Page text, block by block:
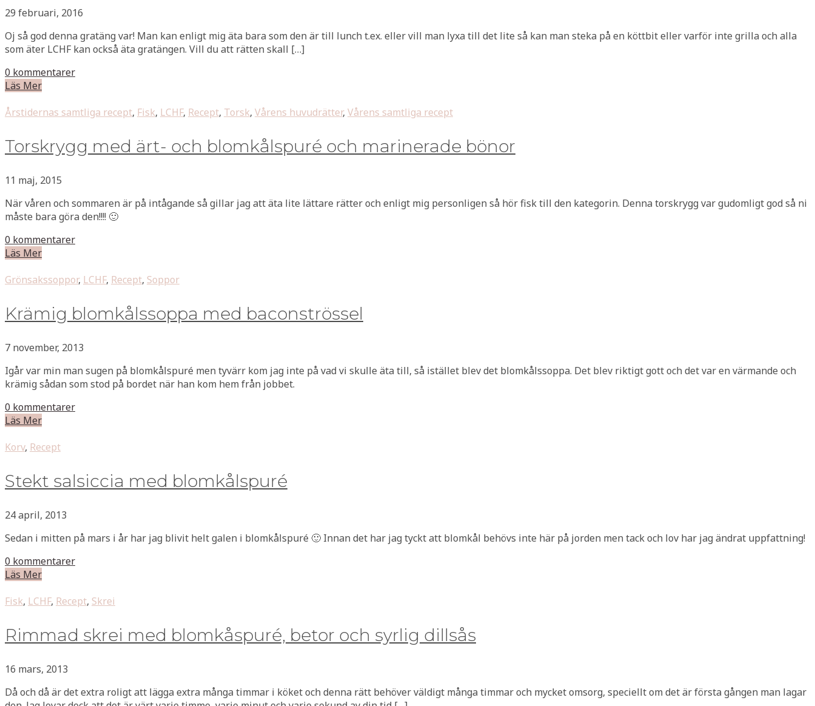
29 februari, 2016
Oj så god denna gratäng var! Man kan enligt mig äta bara som den är till lunch t.ex. eller vill man lyxa till det lite så kan man steka på en köttbit eller varför inte grilla och alla
som äter LCHF kan också äta gratängen. Vill du att rätten skall […]
0 kommentarer
Läs Mer
Årstidernas samtliga recept, Fisk, LCHF, Recept, Torsk, Vårens huvudrätter, Vårens samtliga recept
Torskrygg med ärt- och blomkålspuré och marinerade bönor
11 maj, 2015
När våren och sommaren är på intågande så gillar jag att äta lite lättare rätter och enligt mig personligen så hör fisk till den kategorin. Denna torskrygg var gudomligt god så ni
måste bara göra den!!!! 🙂
0 kommentarer
Läs Mer
Grönsakssoppor, LCHF, Recept, Soppor
Krämig blomkålssoppa med baconströssel
7 november, 2013
Igår var min man sugen på blomkålspuré men tyvärr kom jag inte på vad vi skulle äta till, så istället blev det blomkålssoppa. Det blev riktigt gott och det var en värmande och
krämig sådan som stod på bordet när han kom hem från jobbet.
0 kommentarer
Läs Mer
Korv, Recept
Stekt salsiccia med blomkålspuré
24 april, 2013
Sedan i mitten på mars i år har jag blivit helt galen i blomkålspuré 🙂 Innan det har jag tyckt att blomkål behövs inte här på jorden men tack och lov har jag ändrat uppfattning!
0 kommentarer
Läs Mer
Fisk, LCHF, Recept, Skrei
Rimmad skrei med blomkåspuré, betor och syrlig dillsås
16 mars, 2013
Då och då är det extra roligt att lägga extra många timmar i köket och denna rätt behöver väldigt många timmar och mycket omsorg, speciellt om det är första gången man lagar